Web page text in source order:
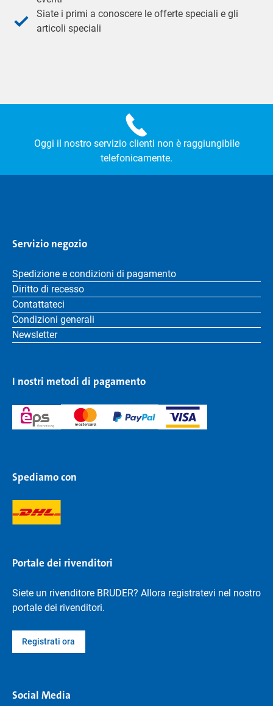
Siate i primi a conoscere le offerte speciali e gli
articoli speciali
Oggi il nostro servizio clienti non è raggiungibile
telefonicamente.
Servizio negozio
Spedizione e condizioni di pagamento
Diritto di recesso
Contattateci
Condizioni generali
Newsletter
I nostri metodi di pagamento
Spediamo con
Portale dei rivenditori
Siete un rivenditore BRUDER? Allora registratevi nel nostro
portale dei rivenditori.
Registrati ora
Social Media